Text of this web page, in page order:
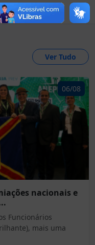
Ver Tudo
06/08
nacionais e
Funcionários
mais uma